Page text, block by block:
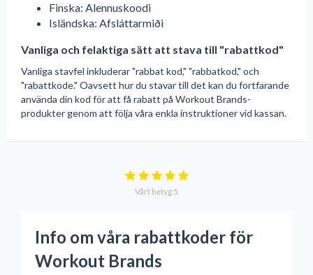
Finska: Alennuskoodi
Isländska: Afsláttarmiði
Vanliga och felaktiga sätt att stava till "rabattkod"
Vanliga stavfel inkluderar "rabbat kod," "rabbatkod," och
"rabattkode." Oavsett hur du stavar till det kan du fortfarande
använda din kod för att få rabatt på Workout Brands-
produkter genom att följa våra enkla instruktioner vid kassan.
Vårt betyg 5
Info om våra rabattkoder för
Workout Brands